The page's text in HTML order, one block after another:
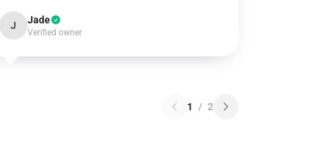
J Jade
Verified owner
1 / 2